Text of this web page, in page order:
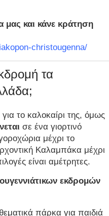
μας και κάνε κράτηση
christougenna/
τα
το καλοκαίρι της, όμως
σε ένα γιορτινό
μέχρι το
Καλαμπάκα μέχρι
είναι αμέτρητες.
εκδρομών
πάρκα για παιδιά